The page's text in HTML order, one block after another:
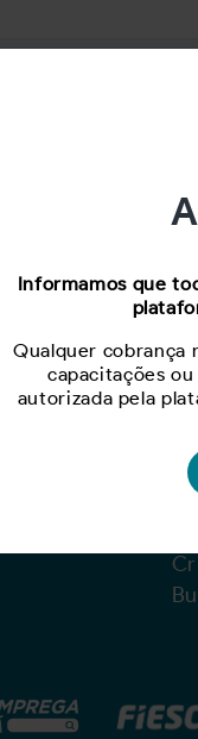
Informamos que
Qualquer cobrança
capacitações
autorizada pela